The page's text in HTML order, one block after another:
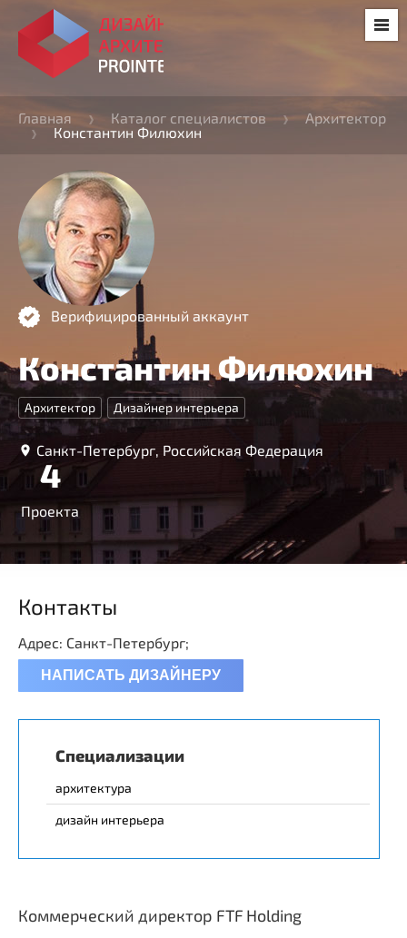
Главная Каталог специалистов
Архитектор
Константин Филюхин
Верифицированный аккаунт
Константин Филюхин
Архитектор Дизайнер интерьера
Санкт-Петербург, Российская Федерация
4
Проекта
Контакты
Адрес: Санкт-Петербург;
НАПИСАТЬ ДИЗАЙНЕРУ
Специализации
архитектура
дизайн интерьера
Коммерческий директор FTF Holding